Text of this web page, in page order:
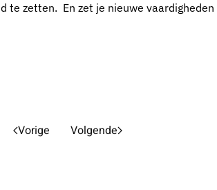
te zetten. En zet je nieuwe
Vorige Volgende